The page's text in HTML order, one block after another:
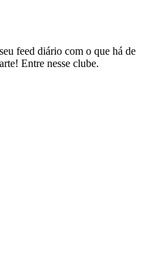
feed diário com o que há de
Entre nesse clube.